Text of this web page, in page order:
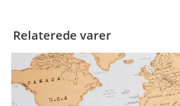
Relaterede varer